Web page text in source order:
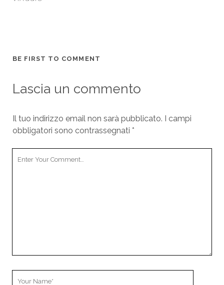
BE FIRST TO COMMENT
Lascia un commento
Il tuo indirizzo email non sarà pubblicato. I campi
obbligatori sono contrassegnati *